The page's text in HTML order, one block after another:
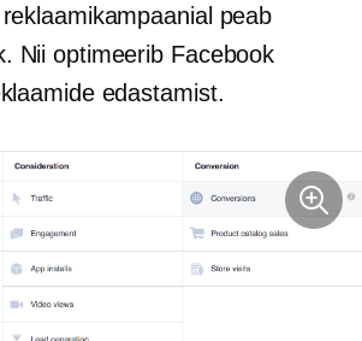
peab
Nii optimeerib Facebook
edastamist.